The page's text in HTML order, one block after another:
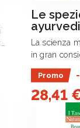
in
Le
La scienza
in gran
piante
Promo
28,41